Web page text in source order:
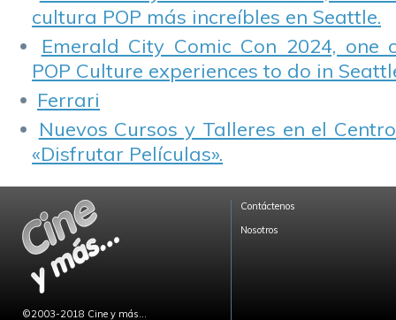
cultura POP más increíbles en Seattle.
Emerald City Comic Con 2024,
POP Culture experiences to do in
Ferrari
Nuevos Cursos y Talleres en el
«Disfrutar Películas».
©2003-2018 Cine y más...
Contáctenos
Nosotros